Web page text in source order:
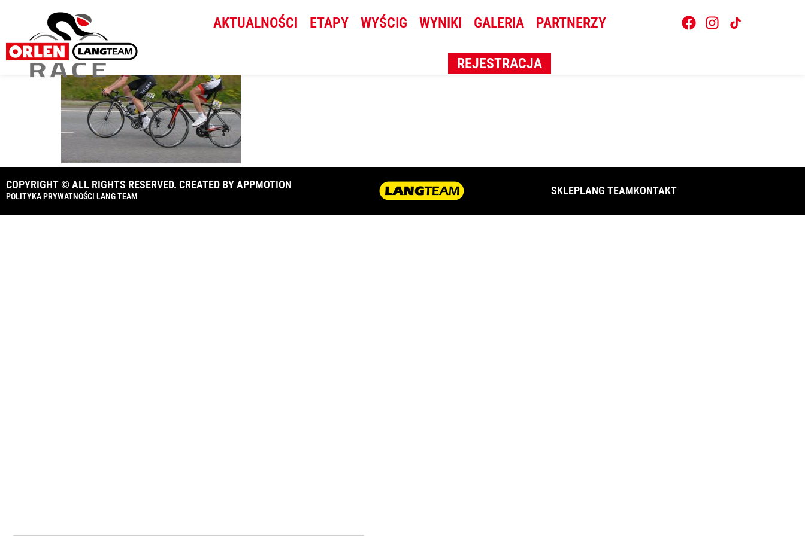
AKTUALNOŚCI ETAPY WYŚCIG WYNIKI GALERIA PARTNERZY
REJESTRACJA
6985-LangTeam_Race-191 (Kopiowanie)
COPYRIGHT © ALL RIGHTS RESERVED. CREATED BYAPPMOTION
POLITYKA PRYWATNOŚCI LANG TEAM SKLEPLANG TEAMKONTAKT